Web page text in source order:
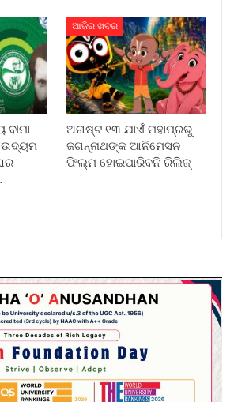
ଉଦ୍ୟମ
ଆଜିର ଖବର
ଅଗଷ୍ଟ ୧୩ ଯାଏଁ ମହାପ୍ରଭୁ
ଜଗନ୍ନାଥଙ୍କ ଆନିମେସନ
ଫିଲ୍ମ ହୋଇପାରିବନି ରିଲିଜ୍